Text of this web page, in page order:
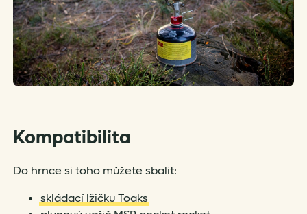
Kompatibilita
Do hrnce si toho můžete sbalit:
skládací lžičku Toaks